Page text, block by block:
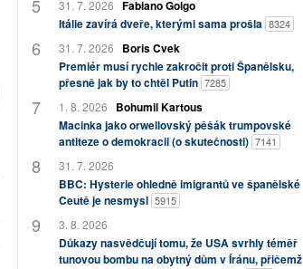
31. 7. 2026 Fabiano Golgo
Itálie zavírá dveře, kterými sama prošla 8324
31. 7. 2026
Boris Cvek
Premiér musí rychle zakročit proti Španělsku,
přesně jak by to chtěl Putin 7285
1. 8. 2026
Bohumil Kartous
Macinka jako orwellovský pěšák trumpovské
antiteze o demokracii (o skutečnosti) 7141
31. 7. 2026
BBC: Hysterie ohledně imigrantů ve španělské
Ceutě je nesmysl 5915
3. 8. 2026
Důkazy nasvědčují tomu, že USA svrhly téměř
tunovou bombu na obytný dům v Íránu, přičemž